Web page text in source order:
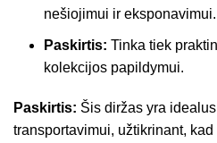
nešiojimui ir eksponavimui.
Paskirtis: Tinka tiek
kolekcijos papildymui.
Paskirtis: Šis diržas yra
transportavimui, užtikrinant,